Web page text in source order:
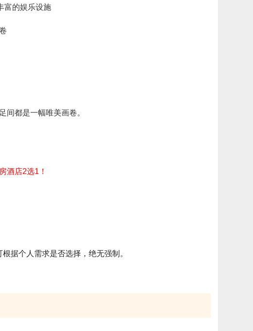
富的娱乐设施
间都是一幅唯美画卷。
酒店2选1！
据个人需求是否选择，绝无强制。